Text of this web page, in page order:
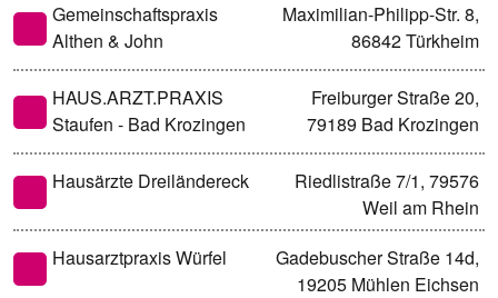
Gemeinschaftspraxis
Althen & John
Maximilian-Philipp-Str. 8,
86842 Türkheim
HAUS.ARZT.PRAXIS
Staufen - Bad Krozingen
Freiburger Straße 20,
79189 Bad Krozingen
Hausärzte Dreiländereck
Riedlistraße 7/1, 79576
Weil am Rhein
Hausarztpraxis Würfel
Gadebuscher Straße 14d,
19205 Mühlen Eichsen